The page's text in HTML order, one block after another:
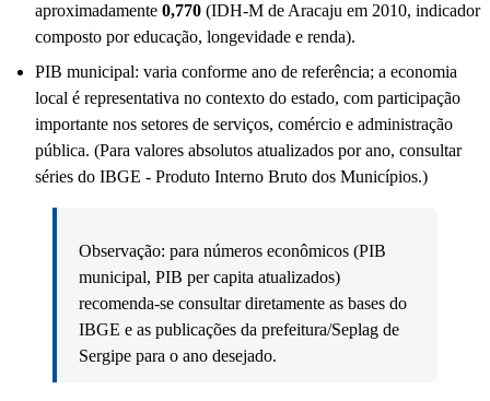
aproximadamente 0,770 (IDH-M de Aracaju em 2010, indicador
composto por educação, longevidade e renda).
PIB municipal: varia conforme ano de referência; a economia
local é representativa no contexto do estado, com participação
importante nos setores de serviços, comércio e administração
pública. (Para valores absolutos atualizados por ano, consultar
séries do IBGE - Produto Interno Bruto dos Municípios.)
Observação: para números econômicos (PIB
municipal, PIB per capita atualizados)
recomenda-se consultar diretamente as bases do
IBGE e as publicações da prefeitura/Seplag de
Sergipe para o ano desejado.